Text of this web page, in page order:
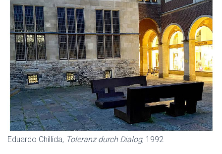
Eduardo Chillida, Toleranz durch Dialog, 1992